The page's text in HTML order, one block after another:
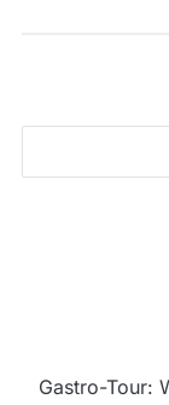
Gastro-Tour: